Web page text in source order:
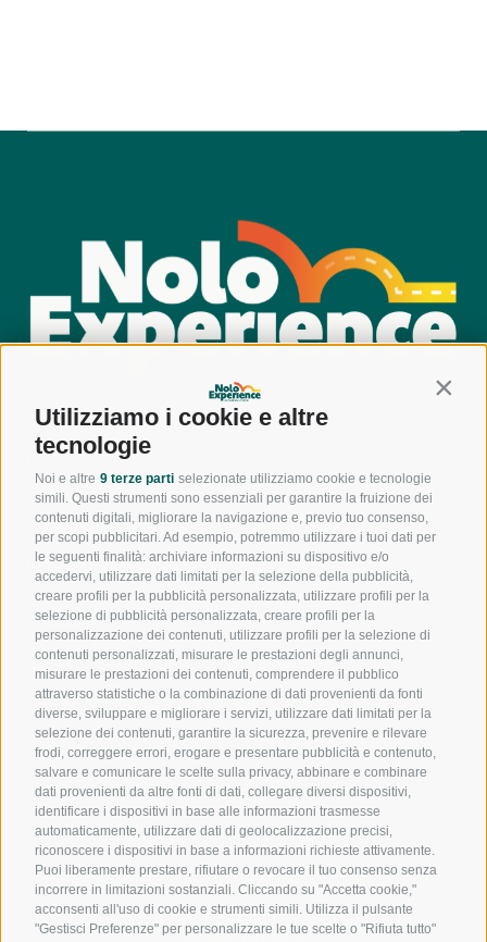
Utilizziamo i cookie e altre
tecnologie
Noi e altre 9 terze parti selezionate utilizziamo cookie e tecnologie
simili. Questi strumenti sono essenziali per garantire la fruizione dei
contenuti digitali, migliorare la navigazione e, previo tuo consenso,
per scopi pubblicitari. Ad esempio, potremmo utilizzare i tuoi dati per
le seguenti finalità: archiviare informazioni su dispositivo e/o
accedervi, utilizzare dati limitati per la selezione della pubblicità,
creare profili per la pubblicità personalizzata, utilizzare profili per la
selezione di pubblicità personalizzata, creare profili per la
personalizzazione dei contenuti, utilizzare profili per la selezione di
contenuti personalizzati, misurare le prestazioni degli annunci,
misurare le prestazioni dei contenuti, comprendere il pubblico
attraverso statistiche o la combinazione di dati provenienti da fonti
diverse, sviluppare e migliorare i servizi, utilizzare dati limitati per la
selezione dei contenuti, garantire la sicurezza, prevenire e rilevare
frodi, correggere errori, erogare e presentare pubblicità e contenuto,
salvare e comunicare le scelte sulla privacy, abbinare e combinare
dati provenienti da altre fonti di dati, collegare diversi dispositivi,
identificare i dispositivi in base alle informazioni trasmesse
automaticamente, utilizzare dati di geolocalizzazione precisi,
riconoscere i dispositivi in base a informazioni richieste attivamente.
Puoi liberamente prestare, rifiutare o revocare il tuo consenso senza
incorrere in limitazioni sostanziali. Cliccando su "Accetta cookie,"
acconsenti all'uso di cookie e strumenti simili. Utilizza il pulsante
"Gestisci Preferenze" per personalizzare le tue scelte o "Rifiuta tutto"
800
944
550
391
1017
240
NOLEGGIO A LUNGO TERMINENOLEGGIO MENSILE
NOLEGGIO A BREVE TERMINE
CHI SIAMO
SEDI